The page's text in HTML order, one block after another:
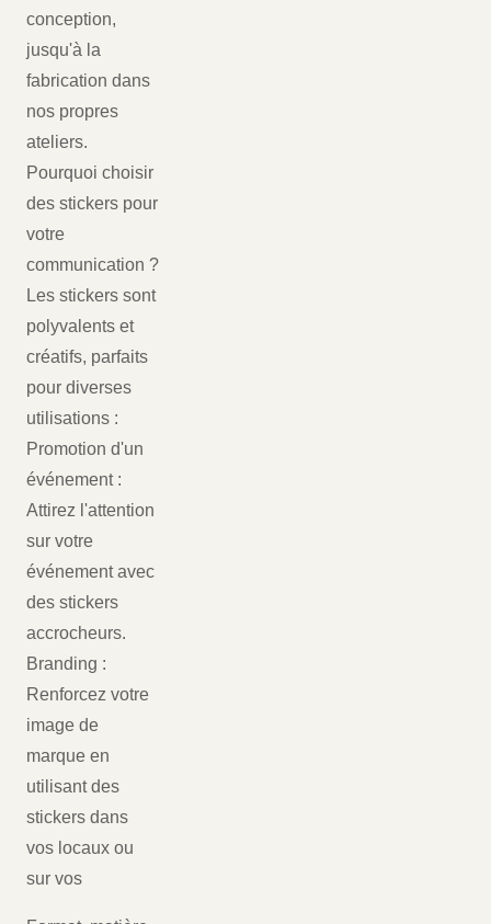
conception,
jusqu'à la
fabrication dans
nos propres
ateliers.
Pourquoi choisir
des stickers pour
votre
communication ?
Les stickers sont
polyvalents et
créatifs, parfaits
pour diverses
utilisations :
Promotion d'un
événement :
Attirez l'attention
sur votre
événement avec
des stickers
accrocheurs.
Branding :
Renforcez votre
image de
marque en
utilisant des
stickers dans
vos locaux ou
sur vos